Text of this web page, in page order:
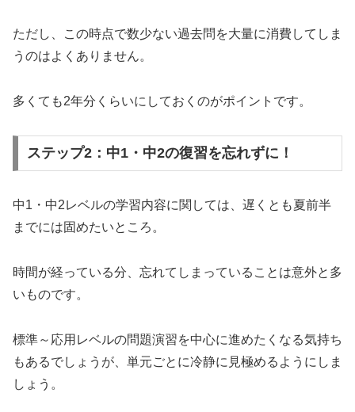
ただし、この時点で数少ない過去問を大量に消費してしま
うのはよくありません。
多くても2年分くらいにしておくのがポイントです。
ステップ2：中1・中2の復習を忘れずに！
中1・中2レベルの学習内容に関しては、遅くとも夏前半
までには固めたいところ。
時間が経っている分、忘れてしまっていることは意外と多
いものです。
標準～応用レベルの問題演習を中心に進めたくなる気持ち
もあるでしょうが、単元ごとに冷静に見極めるようにしま
しょう。